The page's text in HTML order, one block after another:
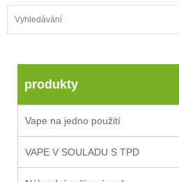
produkty
Vape na jedno použití
VAPE V SOULADU S TPD